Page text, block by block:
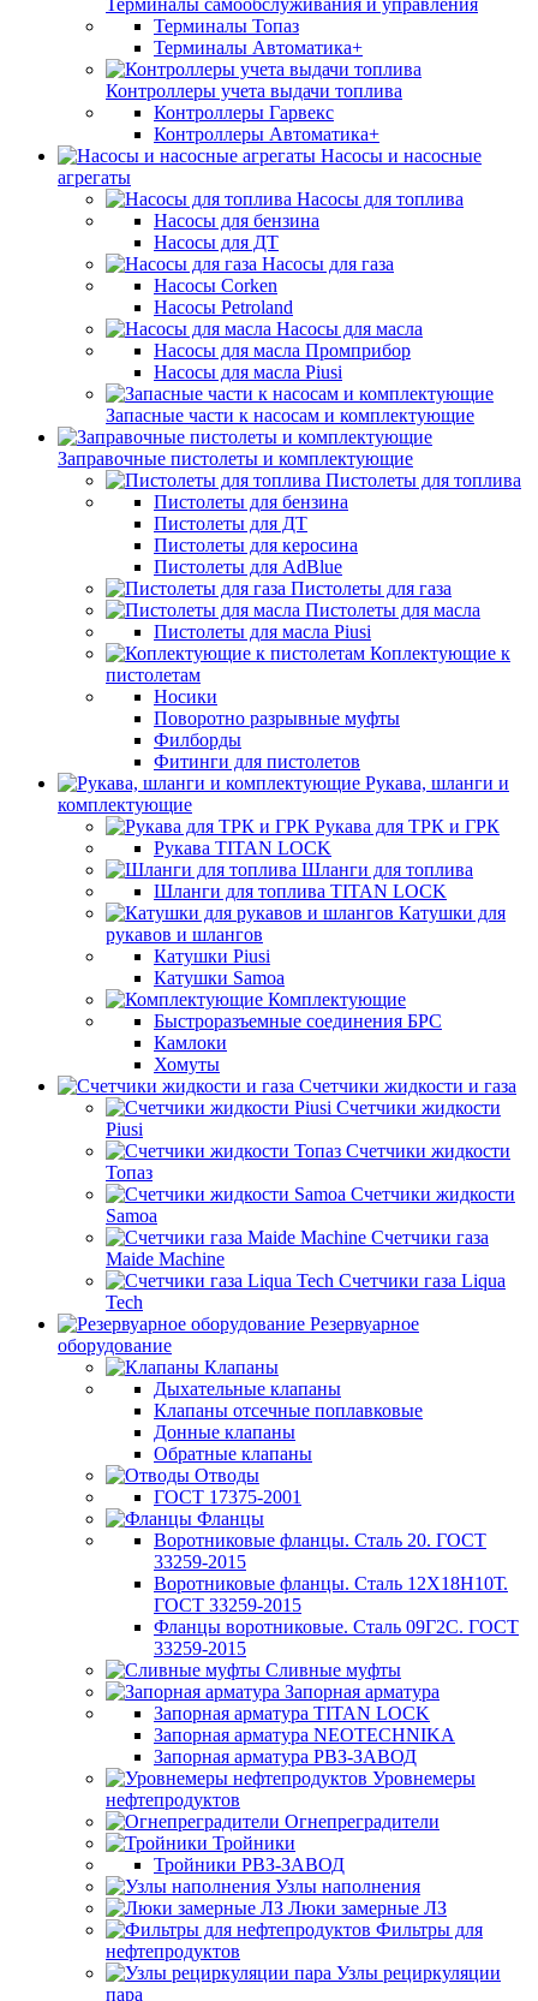
Терминалы самообслуживания и управления
Терминалы Топаз
Терминалы Автоматика+
Контроллеры учета выдачи топлива
Контроллеры Гарвекс
Контроллеры Автоматика+
Насосы и насосные
агрегаты
Насосы для топлива
Насосы для бензина
Насосы для ДТ
Насосы для газа
Насосы Corken
Насосы Petroland
Насосы для масла
Насосы для масла Промприбор
Насосы для масла Piusi
Запасные части к насосам и комплектующие
Заправочные пистолеты и комплектующие
Пистолеты для топлива
Пистолеты для бензина
Пистолеты для ДТ
Пистолеты для керосина
Пистолеты для AdBlue
Пистолеты для газа
Пистолеты для масла
Пистолеты для масла Piusi
Коплектующие к
пистолетам
Носики
Поворотно разрывные муфты
Филборды
Фитинги для пистолетов
Рукава, шланги и
комплектующие
Рукава для ТРК и ГРК
Рукава TITAN LOCK
Шланги для топлива
Шланги для топлива TITAN LOCK
Катушки для
рукавов и шлангов
Катушки Piusi
Катушки Samoa
Комплектующие
Быстроразъемные соединения БРС
Камлоки
Хомуты
Счетчики жидкости и газа
Счетчики жидкости
Piusi
Счетчики жидкости
Топаз
Счетчики жидкости
Samoa
Счетчики газа
Maide Machine
Счетчики газа Liqua
Tech
Резервуарное
оборудование
Клапаны
Дыхательные клапаны
Клапаны отсечные поплавковые
Донные клапаны
Обратные клапаны
Отводы
ГОСТ 17375-2001
Фланцы
Воротниковые фланцы. Сталь 20. ГОСТ
33259-2015
Воротниковые фланцы. Сталь 12Х18Н10Т.
ГОСТ 33259-2015
Фланцы воротниковые. Сталь 09Г2С. ГОСТ
33259-2015
Сливные муфты
Запорная арматура
Запорная арматура TITAN LOCK
Запорная арматура NEOTECHNIKA
Запорная арматура РВЗ-ЗАВОД
Уровнемеры
нефтепродуктов
Огнепреградители
Тройники
Тройники РВЗ-ЗАВОД
Узлы наполнения
Люки замерные ЛЗ
Фильтры для
нефтепродуктов
Узлы рециркуляции
пара